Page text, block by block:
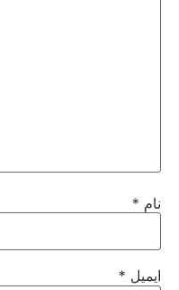
نام *
ایمیل *